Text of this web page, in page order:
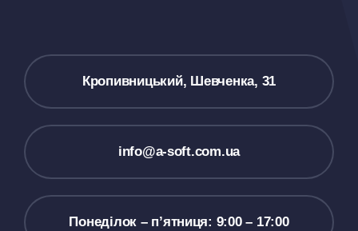
Кропивницький, Шевченка, 31
іnfo@a-soft.com.ua
Понеділок – п’ятниця: 9:00 – 17:00